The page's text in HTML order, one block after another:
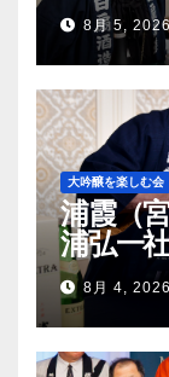
8月 5, 2026
大吟醸を楽しむ会
浦霞（
浦弘一
8月 4, 2026